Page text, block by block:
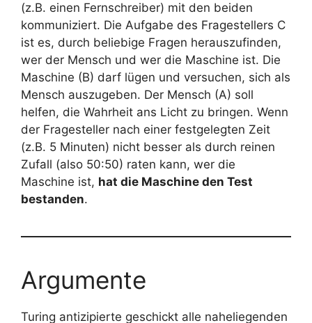
(z.B. einen Fernschreiber) mit den beiden
kommuniziert. Die Aufgabe des Fragestellers C
ist es, durch beliebige Fragen herauszufinden,
wer der Mensch und wer die Maschine ist. Die
Maschine (B) darf lügen und versuchen, sich als
Mensch auszugeben. Der Mensch (A) soll
helfen, die Wahrheit ans Licht zu bringen. Wenn
der Fragesteller nach einer festgelegten Zeit
(z.B. 5 Minuten) nicht besser als durch reinen
Zufall (also 50:50) raten kann, wer die
Maschine ist, hat die Maschine den Test
bestanden.
Argumente
Turing antizipierte geschickt alle naheliegenden